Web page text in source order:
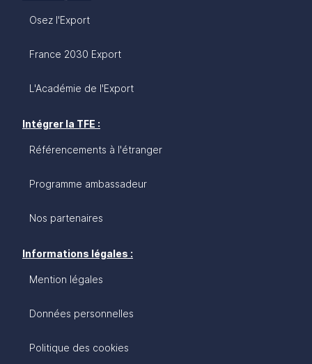
Osez l'Export
France 2030 Export
L'Académie de l'Export
Intégrer la TFE :
Référencements à l'étranger
Programme ambassadeur
Nos partenaires
Informations légales :
Mention légales
Données personnelles
Politique des cookies